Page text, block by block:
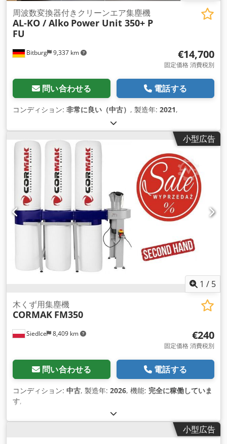
Bitburg 9,337 km
周波数変換器付きクリーンエア集塵機
AL-KO / Alko Power Unit 350+ P
FU
€14,700
固定価格 消費税別
問い合わせる 電話する
コンディション: 非常に良い（中古） , 製造年: 2021,
小型広告
1 / 5
Siedlce 8,409 km
木くず用集塵機
CORMAK FM350
€240
固定価格 消費税別
問い合わせる 電話する
コンディション: 中古, 製造年: 2026, 機能: 完全に稼働していま
す,
小型広告